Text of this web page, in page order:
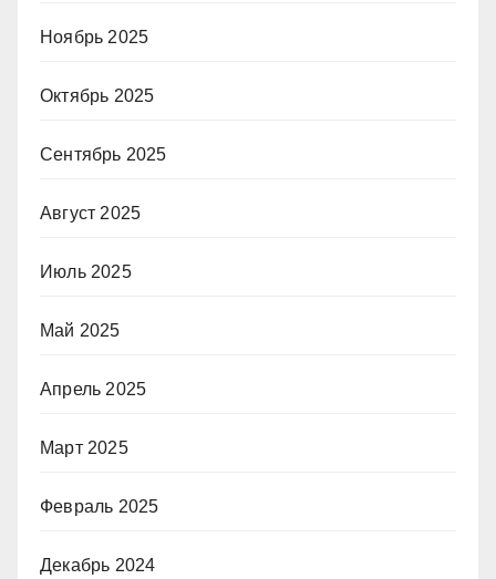
Ноябрь 2025
Октябрь 2025
Сентябрь 2025
Август 2025
Июль 2025
Май 2025
Апрель 2025
Март 2025
Февраль 2025
Декабрь 2024